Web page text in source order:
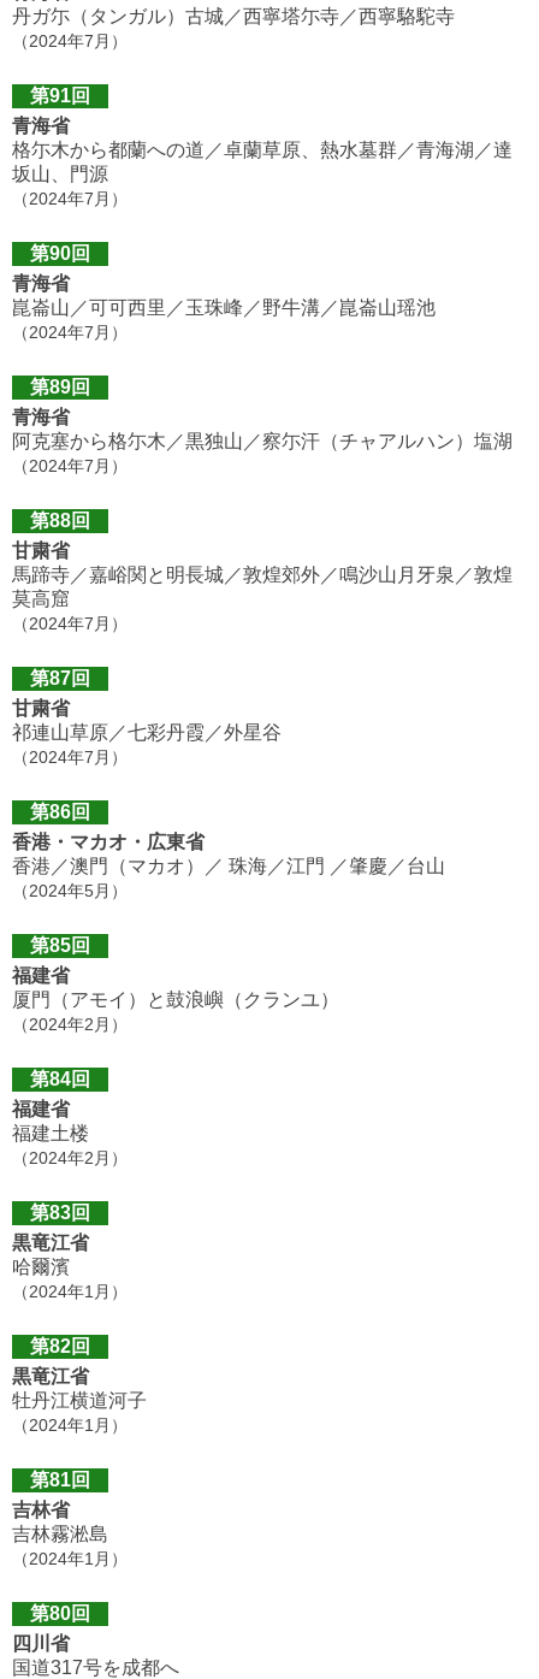
丹ガ尓（タンガル）古城／西寧塔尓寺／西寧駱駝寺
（2024年7月）
第91回
青海省
格尓木から都蘭への道／卓蘭草原、熱水墓群／青海湖／達
坂山、門源
（2024年7月）
第90回
青海省
崑崙山／可可西里／玉珠峰／野牛溝／崑崙山瑶池
（2024年7月）
第89回
青海省
阿克塞から格尓木／黒独山／察尓汗（チャアルハン）塩湖
（2024年7月）
第88回
甘粛省
馬蹄寺／嘉峪関と明長城／敦煌郊外／鳴沙山月牙泉／敦煌
莫高窟
（2024年7月）
第87回
甘粛省
祁連山草原／七彩丹霞／外星谷
（2024年7月）
第86回
香港・マカオ・広東省
香港／澳門（マカオ）／ 珠海／江門 ／肇慶／台山
（2024年5月）
第85回
福建省
厦門（アモイ）と鼓浪嶼（クランユ）
（2024年2月）
第84回
福建省
福建土楼
（2024年2月）
第83回
黒竜江省
哈爾濱
（2024年1月）
第82回
黒竜江省
牡丹江横道河子
（2024年1月）
第81回
吉林省
吉林霧淞島
（2024年1月）
第80回
四川省
国道317号を成都へ